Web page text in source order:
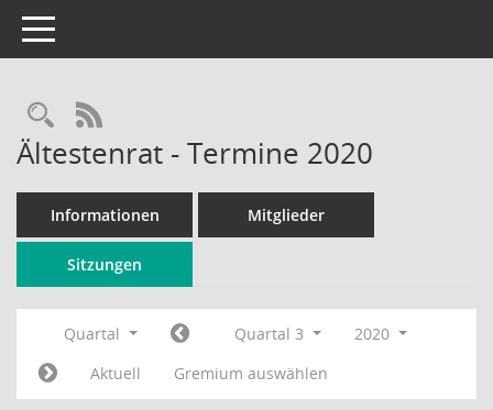
Toggle navigation
Rechercheauswahl
RSS-Feed
Ältestenrat - Termine 2020
Informationen Mitglieder
Sitzungen
Quartal Quartal 3
2020
Aktuell
Gremium auswählen